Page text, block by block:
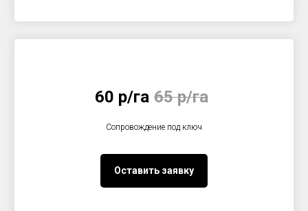
60 р/га 65 р/га
Сопровождение под ключ
Оставить заявку